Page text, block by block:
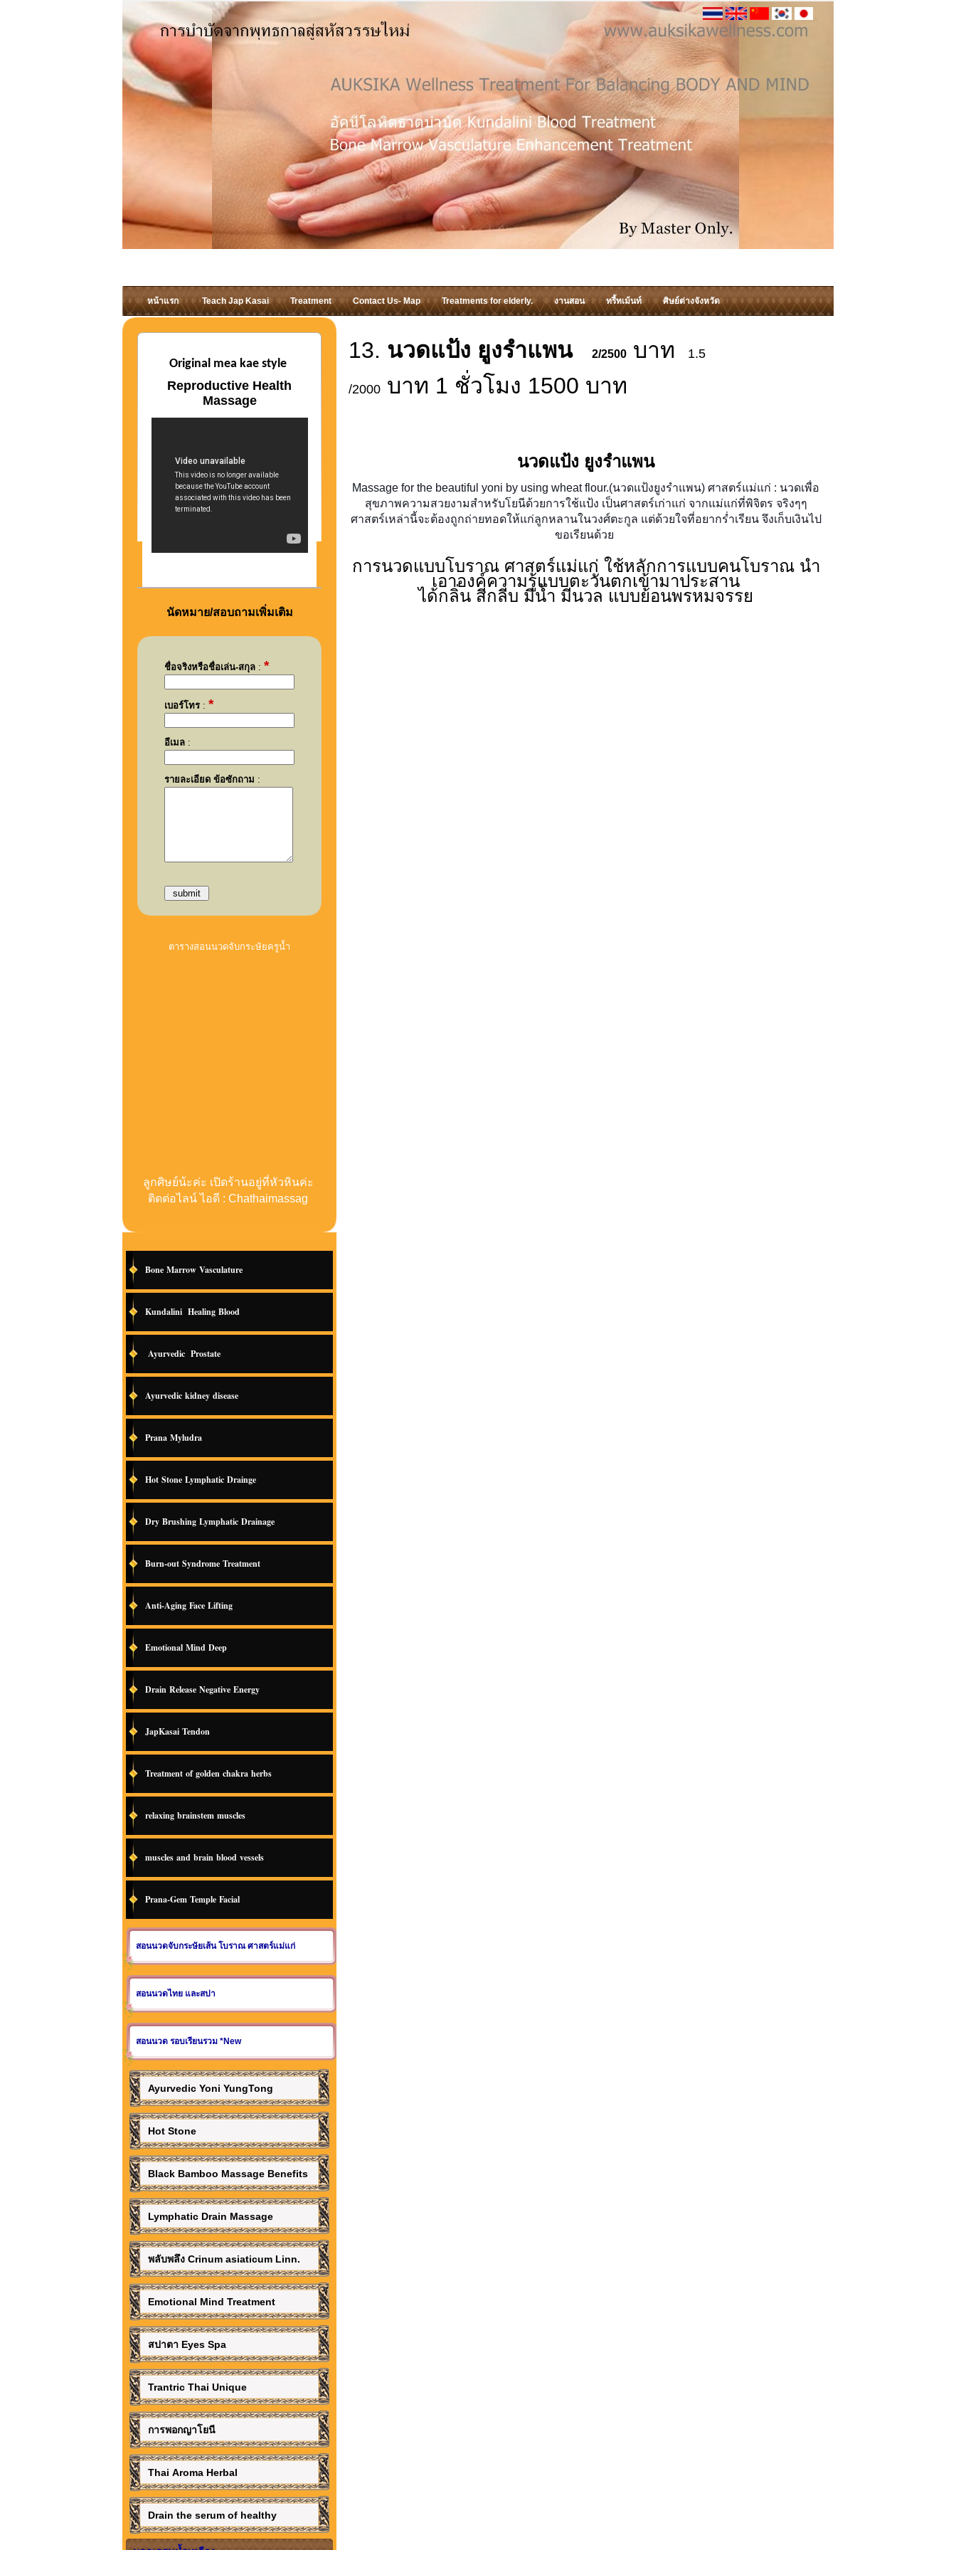
หน้าแรก Teach Jap Kasai Treatment Contact Us- Map Treatments for elderly. งานสอน ทรี้ทเม้นท์ ศิษย์ต่างจังหวัด
Original mea kae style
Reproductive Health
Massage
นัดหมาย/สอบถามเพิ่มเติม
ชื่อจริงหรือชื่อเล่น-สกุล : *
เบอร์โทร : *
อีเมล :
รายละเอียด ข้อซักถาม :
ตารางสอนนวดจับกระษัยครูน้ำ
ลูกศิษย์น้ะค่ะ เปิดร้านอยู่ที่หัวหินค่ะ
ติดต่อไลน์ ไอดี : Chathaimassag
Bone Marrow Vasculature
Kundalini Healing Blood
Ayurvedic Prostate
Ayurvedic kidney disease
Prana Myludra
Hot Stone Lymphatic Drainge
Dry Brushing Lymphatic Drainage
Burn-out Syndrome Treatment
Anti-Aging Face Lifting
Emotional Mind Deep
Drain Release Negative Energy
JapKasai Tendon
Treatment of golden chakra herbs
relaxing brainstem muscles
muscles and brain blood vessels
Prana-Gem Temple Facial
สอนนวดจับกระษัยเส้น โบราณ ศาสตร์แม่แก่
สอนนวดไทย และสปา
สอนนวด รอบเรียนรวม *New
Ayurvedic Yoni YungTong
Hot Stone
Black Bamboo Massage Benefits
Lymphatic Drain Massage
พลับพลึง Crinum asiaticum Linn.
Emotional Mind Treatment
สปาตา Eyes Spa
Trantric Thai Unique
การพอกญาโยนี
Thai Aroma Herbal
Drain the serum of healthy
13. นวดแป้ง ยูงรำแพน 2/2500 บาท 1.5
/2000 บาท 1 ชั่วโมง 1500 บาท
นวดแป้ง ยูงรำแพน
Massage for the beautiful yoni by using wheat flour.(นวดแป้งยูงรำแพน) ศาสตร์แม่แก่ : นวดเพื่อ
สุขภาพความสวยงามสำหรับโยนีด้วยการใช้แป้ง เป็นศาสตร์เก่าแก่ จากแม่แก่ที่พิจิตร จริงๆๆ
ศาสตร์เหล่านี้จะต้องถูกถ่ายทอดให้แก่ลูกหลานในวงศ์ตะกูล แต่ด้วยใจที่อยากร่ำเรียน จึงเก็บเงินไป
ขอเรียนด้วย
การนวดแบบโบราณ ศาสตร์แม่แก่ ใช้หลักการแบบคนโบราณ นำ
เอาองค์ความรู้แบบตะวันตกเข้ามาประสาน
ได้กลิ่น สีกลีบ มีน้ำ มีนวล แบบย้อนพรหมจรรย